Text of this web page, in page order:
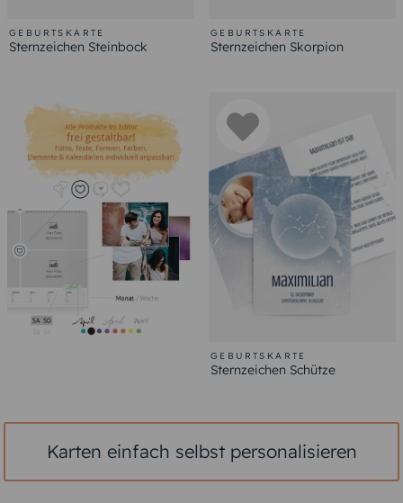
GEBURTSKARTE
Sternzeichen Steinbock
GEBURTSKARTE
Sternzeichen Skorpion
GEBURTSKARTE
Sternzeichen Schütze
Karten einfach selbst personalisieren